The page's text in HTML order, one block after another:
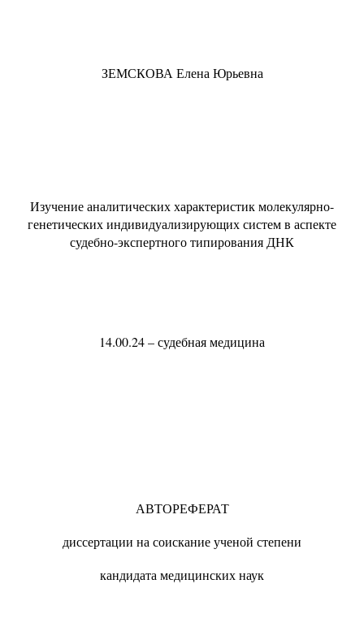
ЗЕМСКОВА Елена Юрьевна
Изучение аналитических характеристик молекулярно-
генетических индивидуализирующих систем в аспекте
судебно-экспертного типирования ДНК
14.00.24 – судебная медицина
АВТОРЕФЕРАТ
диссертации на соискание ученой степени
кандидата медицинских наук